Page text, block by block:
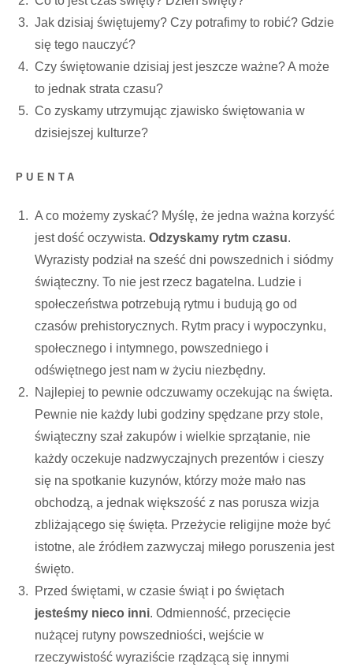
Jak dzisiaj świętujemy? Czy potrafimy to robić? Gdzie
się tego nauczyć?
Czy świętowanie dzisiaj jest jeszcze ważne? A może
to jednak strata czasu?
Co zyskamy utrzymując zjawisko świętowania w
dzisiejszej kulturze?
PUENTA
A co możemy zyskać? Myślę, że jedna ważna korzyść
jest dość oczywista. Odzyskamy rytm czasu.
Wyrazisty podział na sześć dni powszednich i siódmy
świąteczny. To nie jest rzecz bagatelna. Ludzie i
społeczeństwa potrzebują rytmu i budują go od
czasów prehistorycznych. Rytm pracy i wypoczynku,
społecznego i intymnego, powszedniego i
odświętnego jest nam w życiu niezbędny.
Najlepiej to pewnie odczuwamy oczekując na święta.
Pewnie nie każdy lubi godziny spędzane przy stole,
świąteczny szał zakupów i wielkie sprzątanie, nie
każdy oczekuje nadzwyczajnych prezentów i cieszy
się na spotkanie kuzynów, którzy może mało nas
obchodzą, a jednak większość z nas porusza wizja
zbliżającego się święta. Przeżycie religijne może być
istotne, ale źródłem zazwyczaj miłego poruszenia jest
święto.
Przed świętami, w czasie świąt i po świętach
jesteśmy nieco inni. Odmienność, przecięcie
nużącej rutyny powszedniości, wejście w
rzeczywistość wyraziście rządzącą się innymi